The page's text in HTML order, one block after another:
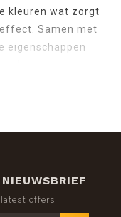
kleuren wat zorgt
Samen met
eigenschappen
Het wordt
kraswerend en
offers